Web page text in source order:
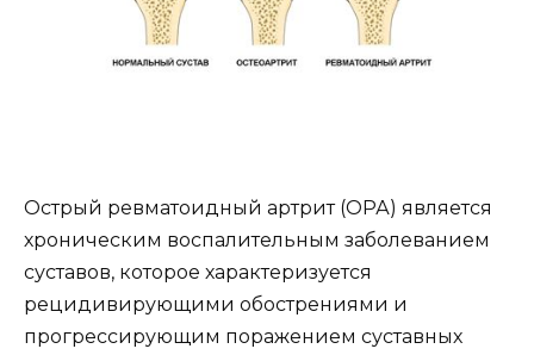
Острый ревматоидный артрит (ОРА) является
хроническим воспалительным заболеванием
суставов, которое характеризуется
рецидивирующими обострениями и
прогрессирующим поражением суставных